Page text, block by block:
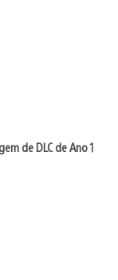
de DLC de Ano 1